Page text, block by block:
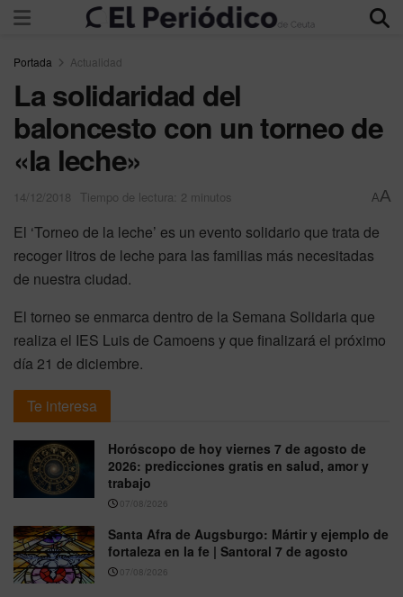
Portada Actualidad
La solidaridad del
baloncesto con un torneo de
«la leche»
14/12/2018 Tiempo de lectura: 2 minutos AA
El ‘Torneo de la leche’ es un evento solidario que trata de
recoger litros de leche para las familias más necesitadas
de nuestra ciudad.
El torneo se enmarca dentro de la Semana Solidaria que
realiza el IES Luis de Camoens y que finalizará el próximo
día 21 de diciembre.
Te interesa
Horóscopo de hoy viernes 7 de agosto de
2026: predicciones gratis en salud, amor y
trabajo
07/08/2026
Santa Afra de Augsburgo: Mártir y ejemplo de
fortaleza en la fe | Santoral 7 de agosto
07/08/2026